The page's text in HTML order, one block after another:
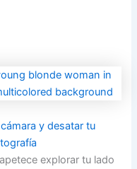
y desatar tu
explorar tu lado